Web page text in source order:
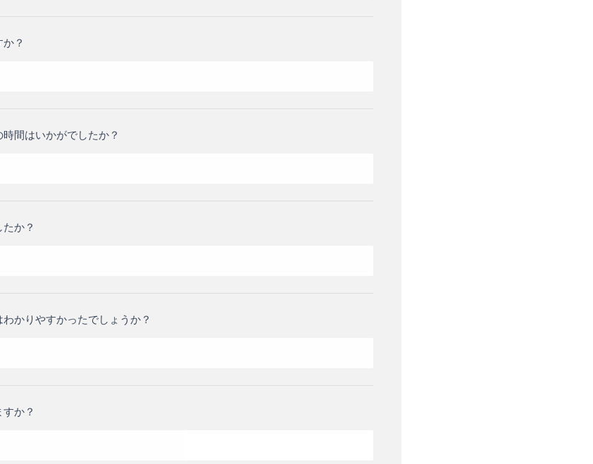
？
間はいかがでしたか？
か？
かりやすかったでしょうか？
か？